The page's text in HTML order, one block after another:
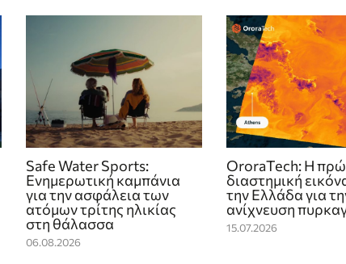
Safe Water Sports:
Eνημερωτική καμπάνια
για την ασφάλεια των
ατόμων τρίτης ηλικίας
στη θάλασσα
06.08.2026
OroraTech: Η
διαστημική
την Ελλάδα για
ανίχνευση
15.07.2026